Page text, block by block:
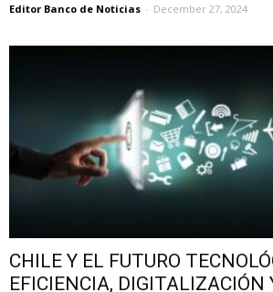
Editor Banco de Noticias - December 27, 2024
CHILE Y EL FUTURO
EFICIENCIA, DIGITALIZACIÓN